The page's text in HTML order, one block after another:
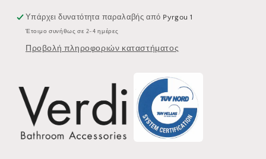
Υπάρχει δυνατότητα παραλαβής από Pyrgou 1
Έτοιμο συνήθως σε 2-4 ημέρες
Προβολή πληροφοριών καταστήματος